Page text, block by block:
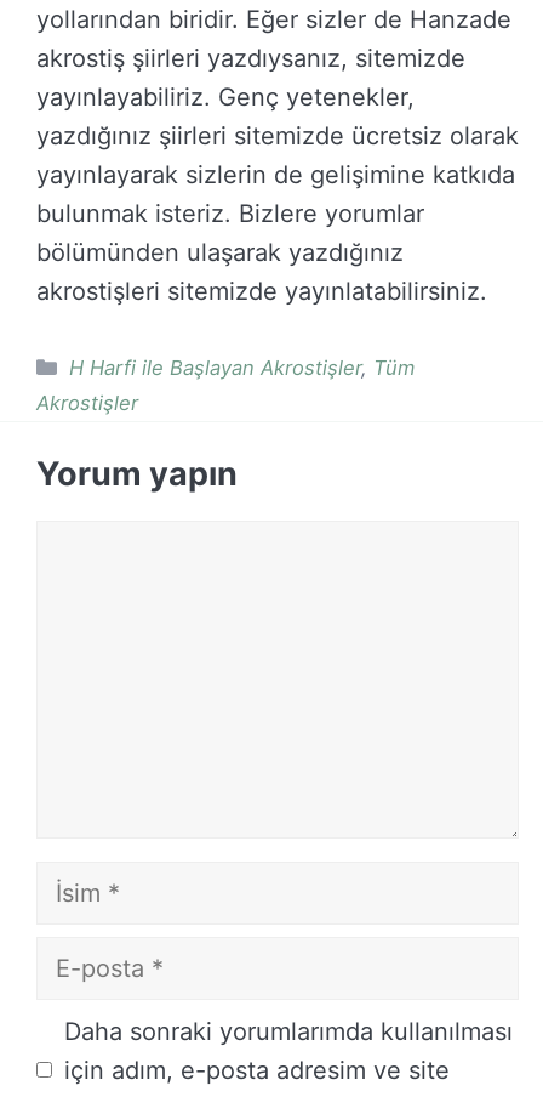
yollarından biridir. Eğer sizler de Hanzade
akrostiş şiirleri yazdıysanız, sitemizde
yayınlayabiliriz. Genç yetenekler,
yazdığınız şiirleri sitemizde ücretsiz olarak
yayınlayarak sizlerin de gelişimine katkıda
bulunmak isteriz. Bizlere yorumlar
bölümünden ulaşarak yazdığınız
akrostişleri sitemizde yayınlatabilirsiniz.
Kategoriler
H Harfi ile Başlayan Akrostişler, Tüm
Akrostişler
Yorum yapın
İsim
E-
İnternet
sitesi
Daha sonraki yorumlarımda kullanılması
için adım, e-posta adresim ve site